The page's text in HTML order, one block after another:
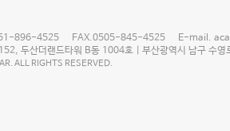
896-4525 FAX.0505-845-4525 E-mail.
두산더랜드타워 B동 1004호 | 부산광역시 남구
ALL RIGHTS RESERVED.